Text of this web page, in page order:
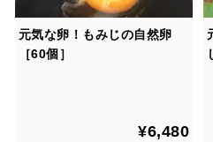
元気な卵！もみじの自然卵
［60個］
¥6,480